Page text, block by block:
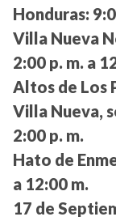
Honduras:
Villa Nueva
2:00 p. m. a
Altos de Los
Villa Nueva,
2:00 p. m.
Hato de
a 12:00 m.
17 de